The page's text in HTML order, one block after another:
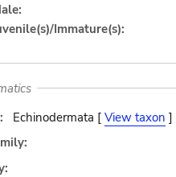
Immature(s):
Echinodermata [ View taxon ]